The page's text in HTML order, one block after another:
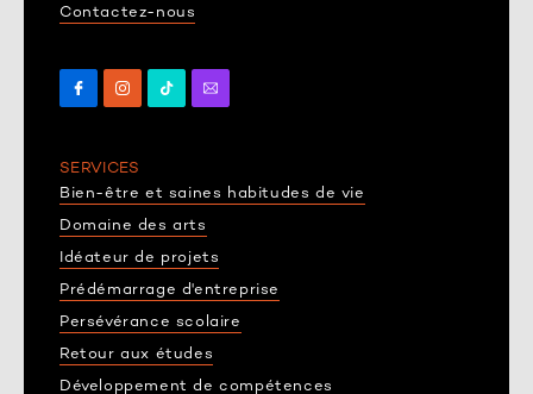
Contactez-nous
SERVICES
Bien-être et saines habitudes de vie
Domaine des arts
Idéateur de projets
Prédémarrage d'entreprise
Persévérance scolaire
Retour aux études
Développement de compétences